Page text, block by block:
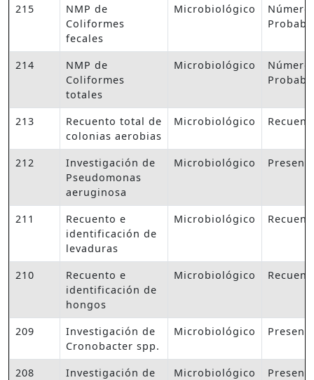
215
NMP de
Coliformes
fecales
Microbiológico
Número
214
NMP de
Coliformes
totales
Microbiológico
Número
213
Recuento total de
colonias aerobias
Microbiológico
212
Investigación de
Pseudomonas
aeruginosa
Microbiológico
211
Recuento e
identificación de
levaduras
Microbiológico
210
Recuento e
identificación de
hongos
Microbiológico
209
Investigación de
Cronobacter spp.
Microbiológico
208
Investigación de
Microbiológico